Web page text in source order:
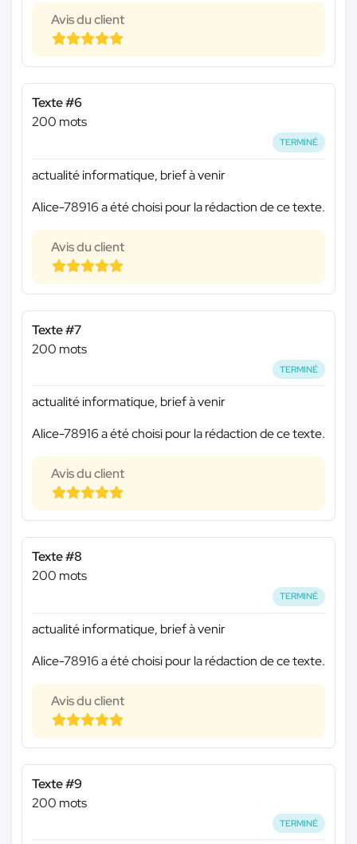
Avis du client
Texte #6
200 mots
TERMINÉ
actualité informatique, brief à venir
Alice-78916 a été choisi pour la rédaction de ce texte.
Avis du client
Texte #7
200 mots
TERMINÉ
actualité informatique, brief à venir
Alice-78916 a été choisi pour la rédaction de ce texte.
Avis du client
Texte #8
200 mots
TERMINÉ
actualité informatique, brief à venir
Alice-78916 a été choisi pour la rédaction de ce texte.
Avis du client
Texte #9
200 mots
TERMINÉ